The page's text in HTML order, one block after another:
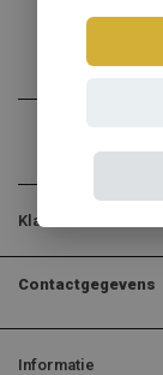
Klantenservice
Contactgegevens
Informatie